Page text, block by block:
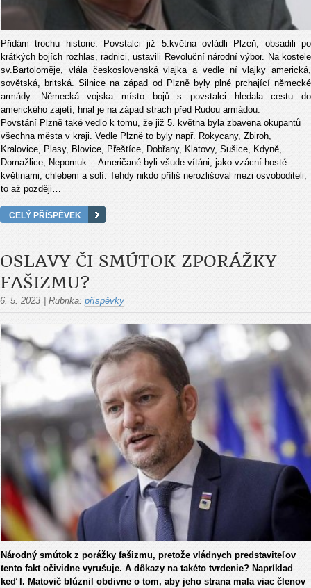
Přidám trochu historie. Povstalci již 5.května ovládli Plzeň, obsadili po
krátkých bojích rozhlas, radnici, ustavili Revoluční národní výbor. Na kostele
sv.Bartoloměje, vlála československá vlajka a vedle ní vlajky americká,
sovětská, britská. Silnice na západ od Plzně byly plné prchající německé
armády. Německá vojska místo bojů s povstalci hledala cestu do
amerického zajetí, hnal je na západ strach před Rudou armádou.
Povstání Plzně také vedlo k tomu, že již 5. května byla zbavena okupantů
všechna města v kraji. Vedle Plzně to byly např. Rokycany, Zbiroh,
Kralovice, Plasy, Blovice, Přeštíce, Dobřany, Klatovy, Sušice, Kdyně,
Domažlice, Nepomuk… Američané byli všude vítáni, jako vzácní hosté
květinami, chlebem a solí. Tehdy nikdo příliš nerozlišoval mezi osvoboditeli,
to až později…
CELÝ PŘÍSPĚVEK
OSLAVY ČI SMÚTOK ZPORÁŽKY
FAŠIZMU?
6. 5. 2023 | Rubrika: příspěvky
Národný smútok z porážky fašizmu, pretože vládnych predstaviteľov
tento fakt očividne vyrušuje. A dôkazy na takéto tvrdenie? Napríklad
keď I. Matovič blúznil obdivne o tom, aby jeho strana mala viac členov